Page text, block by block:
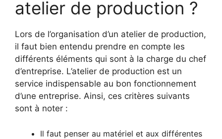
atelier de production ?
Lors de l’organisation d’un atelier de production,
il faut bien entendu prendre en compte les
différents éléments qui sont à la charge du chef
d’entreprise. L’atelier de production est un
service indispensable au bon fonctionnement
d’une entreprise. Ainsi, ces critères suivants
sont à noter :
Il faut penser au matériel et aux différentes